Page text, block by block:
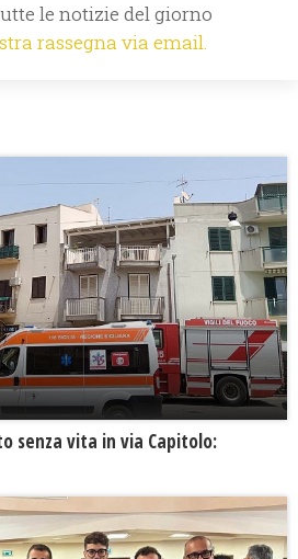
le notizie del giorno
rassegna via email.
senza vita in via Capitolo: